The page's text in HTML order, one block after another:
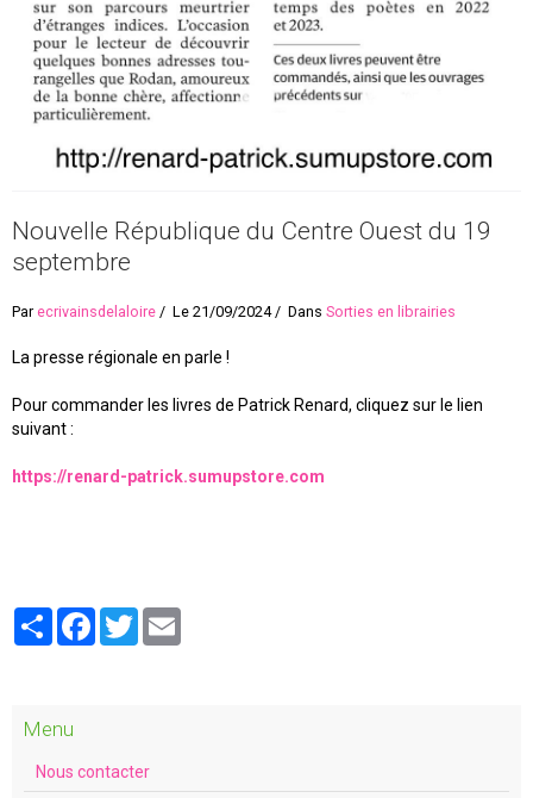
Nouvelle République du Centre Ouest du 19
septembre
Par ecrivainsdelaloire Le 21/09/2024 Dans Sorties en librairies
La presse régionale en parle !
Pour commander les livres de Patrick Renard, cliquez sur le lien
suivant :
https://renard-patrick.sumupstore.com
PartagerFacebook
Twitter
Menu
Nous contacter